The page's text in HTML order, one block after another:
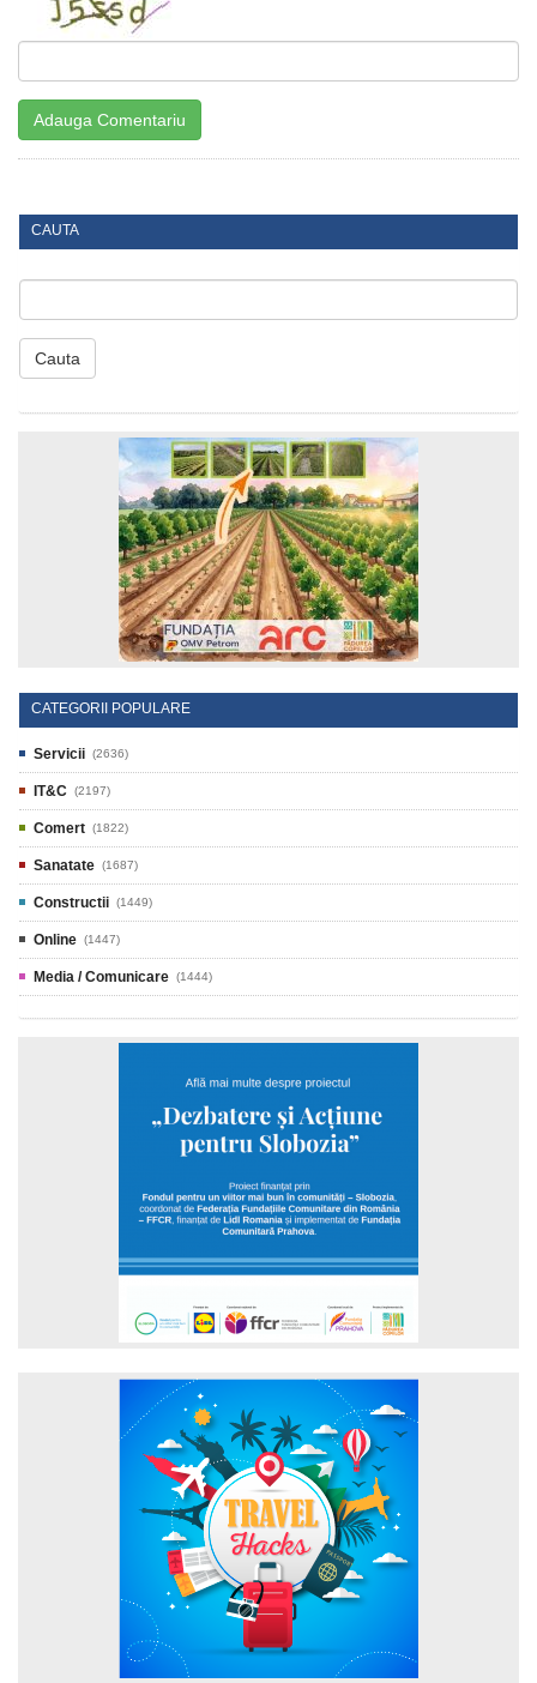
CAUTA
Cauta
CATEGORII POPULARE
Servicii (2636)
IT&C (2197)
Comert (1822)
Sanatate (1687)
Constructii (1449)
Online (1447)
Media / Comunicare (1444)